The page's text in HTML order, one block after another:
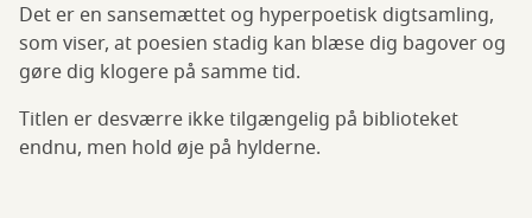
Det er en sansemættet og hyperpoetisk digtsamling,
som viser, at poesien stadig kan blæse dig bagover og
gøre dig klogere på samme tid.
Titlen er desværre ikke tilgængelig på biblioteket
endnu, men hold øje på hylderne.